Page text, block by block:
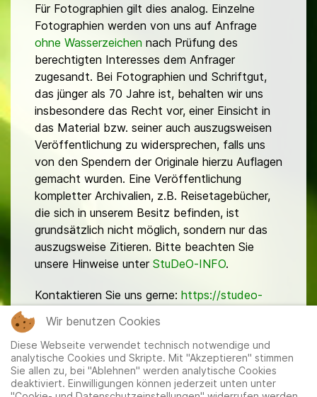
Für Fotographien gilt dies analog. Einzelne
Fotographien werden von uns auf Anfrage
ohne Wasserzeichen nach Prüfung des
berechtigten Interesses dem Anfrager
zugesandt. Bei Fotographien und Schriftgut,
das jünger als 70 Jahre ist, behalten wir uns
insbesondere das Recht vor, einer Einsicht in
das Material bzw. seiner auch auszugsweisen
Veröffentlichung zu widersprechen, falls uns
von den Spendern der Originale hierzu Auflagen
gemacht wurden. Eine Veröffentlichung
kompletter Archivalien, z.B. Reisetagebücher,
die sich in unserem Besitz befinden, ist
grundsätzlich nicht möglich, sondern nur das
auszugsweise Zitieren. Bitte beachten Sie
unsere Hinweise unter StuDeO-INFO.
Kontaktieren Sie uns gerne: https://studeo-
Wir benutzen Cookies
Diese Webseite verwendet technisch notwendige und
analytische Cookies und Skripte. Mit "Akzeptieren" stimmen
Sie allen zu, bei "Ablehnen" werden analytische Cookies
deaktiviert. Einwilligungen können jederzeit unten unter